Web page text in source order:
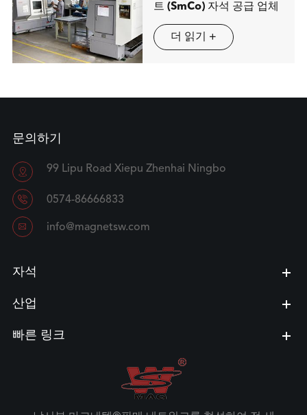
트 (SmCo) 자석 공급 업체
더 읽기 +
문의하기
 99 Lipu Road Xiepu Zhenhai Ningbo
 0574-86666833
 info@magnetsw.com
자석
산업
빠른 링크